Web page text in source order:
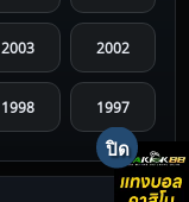
2003 2002
1998 1997
1993 1992